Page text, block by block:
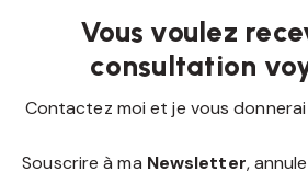
Vous voulez
consultation
Contactez moi et je vous donnerai
Souscrire à ma Newsletter,